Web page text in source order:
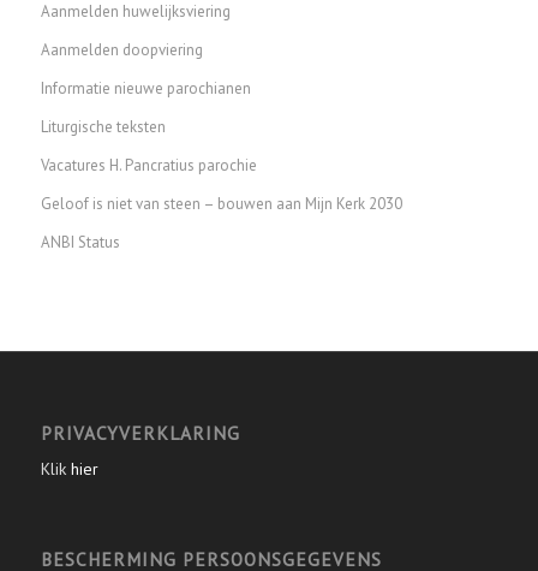
Aanmelden huwelijksviering
Aanmelden doopviering
Informatie nieuwe parochianen
Liturgische teksten
Vacatures H. Pancratius parochie
Geloof is niet van steen – bouwen aan Mijn Kerk 2030
ANBI Status
PRIVACYVERKLARING
Klik hier
BESCHERMING PERSOONSGEGEVENS